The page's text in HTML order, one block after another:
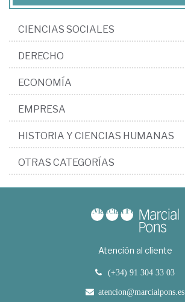
CIENCIAS SOCIALES
DERECHO
ECONOMÍA
EMPRESA
HISTORIA Y CIENCIAS HUMANAS
OTRAS CATEGORÍAS
Atención al cliente
(+34) 91 304 33 03
atencion@marcialpons.es